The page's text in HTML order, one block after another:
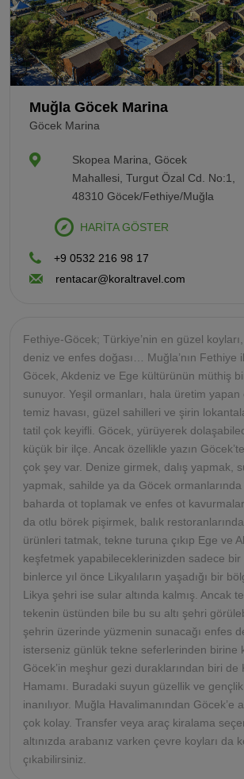
Fethiye-Göcek; Türkiye’nin en güzel koyları,
deniz ve enfes doğası… Muğla’nın Fethiye
Göcek, Akdeniz ve Ege kültürünün müthiş
sunuyor. Yeşil ormanları, hala üretim yapan
temiz havası, güzel sahilleri ve şirin
tatil çok keyifli. Göcek, yürüyerek
küçük bir ilçe. Ancak özellikle yazın
çok şey var. Denize girmek, dalış yapmak,
yapmak, sahilde ya da Göcek ormanlarında
baharda ot toplamak ve enfes ot
da otlu börek pişirmek, balık
ürünleri tatmak, tekne turuna çıkıp Ege ve
keşfetmek yapabileceklerinizden sadece bir
binlerce yıl önce Likyalıların yaşadığı bir
Likya şehri ise sular altında kalmış. Ancak
tekenin üstünden bile bu su altı şehri
şehrin üzerinde yüzmenin sunacağı enfes
isterseniz günlük tekne seferlerinden birine
Göcek’in meşhur gezi duraklarından biri de
Hamamı. Buradaki suyun güzellik ve
inanılıyor. Muğla Havalimanından Göcek’e
çok kolay. Transfer veya araç kiralama
altınızda arabanız varken çevre koyları da
çıkabilirsiniz.
Muğla Göcek Marina
Göcek Marina
Skopea Marina, Göcek
Mahallesi, Turgut Özal Cd. No:1,
48310 Göcek/Fethiye/Muğla
HARİTA GÖSTER
+9 0532 216 98 17
rentacar@koraltravel.com